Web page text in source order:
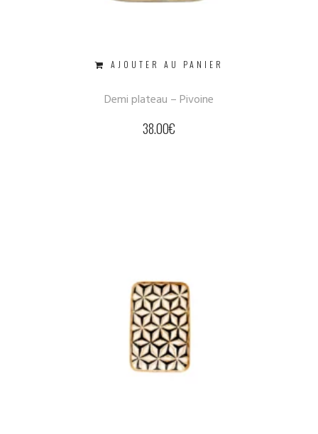
AJOUTER AU PANIER
Demi plateau – Pivoine
38.00€